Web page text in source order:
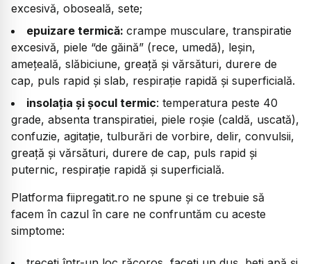
excesivă, oboseală, sete;
epuizare termică: crampe musculare, transpiratie
excesivă, piele “de găină” (rece, umedă), leșin,
amețeală, slăbiciune, greață și vărsături, durere de
cap, puls rapid și slab, respirație rapidă și superficială.
insolația și șocul termic: temperatura peste 40
grade, absenta transpiratiei, piele roșie (caldă, uscată),
confuzie, agitație, tulburări de vorbire, delir, convulsii,
greață și vărsături, durere de cap, puls rapid și
puternic, respirație rapidă și superficială.
Platforma fiipregatit.ro ne spune și ce trebuie să
facem în cazul în care ne confruntăm cu aceste
simptome: